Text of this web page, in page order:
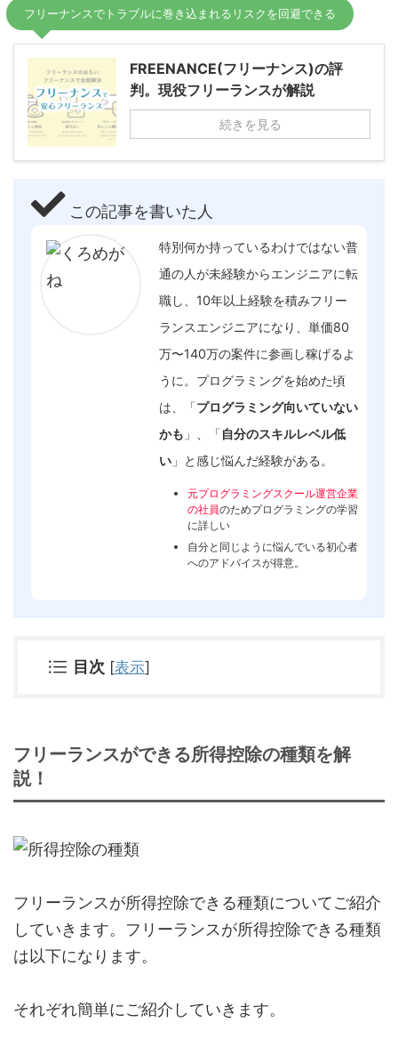
フリーナンスでトラブルに巻き込まれるリスクを回避できる
FREENANCE(フリーナンス)の評
判。現役フリーランスが解説
続きを見る
この記事を書いた人
特別何か持っているわけではない普
通の人が未経験からエンジニアに転
職し、10年以上経験を積みフリー
ランスエンジニアになり、単価80
万〜140万の案件に参画し稼げるよ
うに。プログラミングを始めた頃
は、「プログラミング向いていない
かも 」、「自分のスキルレベル低
い 」と感じ悩んだ経験がある。
元プログラミングスクール運営企業
の社員のためプログラミングの学習
に詳しい
自分と同じように悩んでいる初心者
へのアドバイスが得意。
目次 [表示]
フリーランスができる所得控除の種類を解
説！
フリーランスが所得控除できる種類についてご紹介
していきます。フリーランスが所得控除できる種類
は以下になります。
それぞれ簡単にご紹介していきます。